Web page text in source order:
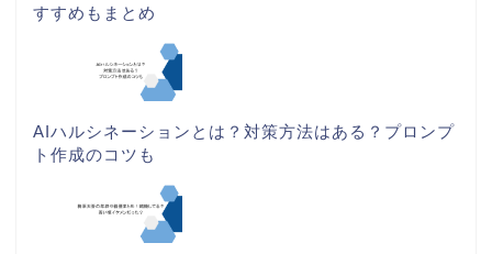
すすめもまとめ
AIハルシネーションとは？対策方法はある？プロンプ
ト作成のコツも